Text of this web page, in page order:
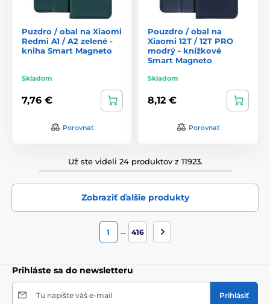
Puzdro / obal na Xiaomi
Redmi A1 / A2 zelené -
kniha Smart Magneto
Skladom
7,76 €
Porovnať
Pouzdro / obal na
Xiaomi 12T / 12T PRO
modrý - knížkové
Smart Magneto
Skladom
8,12 €
Porovnať
Už ste videli 24 produktov z 11923.
Zobraziť ďalšie produkty
1 … 416
Prihláste sa do newsletteru
Tu napíšte váš e-mail Prihlásiť